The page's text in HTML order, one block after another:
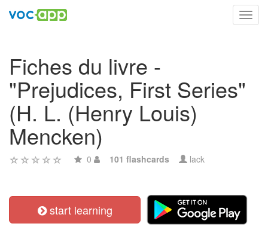
Fiches du livre -
"Prejudices, First Series"
(H. L. (Henry Louis)
Mencken)
0 101 flashcards lack
start learning